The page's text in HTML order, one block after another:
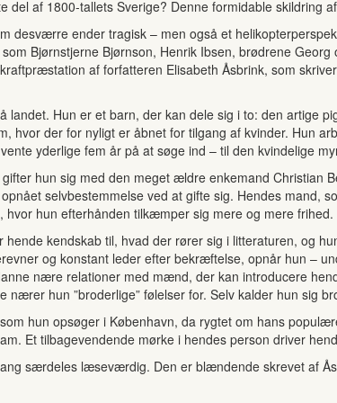
af 1800-tallets Sverige? Denne formidable skildring
desværre ender tragisk – men også et
Bjørnstjerne Bjørnson, Henrik Ibsen, brødrene
af forfatteren Elisabeth Åsbrink, som
landet. Hun er et barn, der kan dele sig i to: den artige
hvor der for nyligt er åbnet for tilgang af kvinder. Hun
yderlige fem år på at søge ind – til den kvindelige
hun sig med den meget ældre enkemand Christian
selvbestemmelse ved at gifte sig. Hendes mand,
hun efterhånden tilkæmper sig mere og mere frihed.
kendskab til, hvad der rører sig i litteraturen, og
og konstant leder efter bekræftelse, opnår hun –
nære relationer med mænd, der kan introducere
hun ”broderlige” følelser for. Selv kalder hun sig
hun opsøger i København, da rygtet om hans
Et tilbagevendende mørke i hendes person driver
særdeles læseværdig. Den er blændende skrevet af